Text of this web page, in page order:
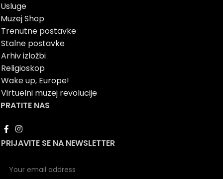
Usluge
Muzej Shop
Trenutne postavke
Stalne postavke
Arhiv izložbi
Religioskop
Wake up, Europe!
Virtuelni muzej revolucije
PRATITE NAS
PRIJAVITE SE NA NEWSLETTER